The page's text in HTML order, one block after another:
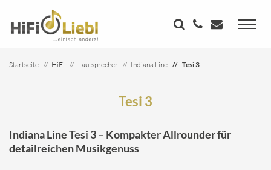
Startseite HiFi Lautsprecher Indiana Line Tesi 3
Tesi 3
Indiana Line Tesi 3 – Kompakter Allrounder für
detailreichen Musikgenuss